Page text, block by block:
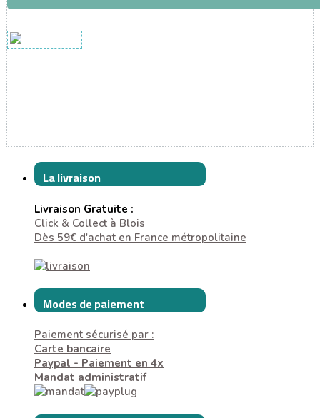
La livraison
Livraison Gratuite :
Click & Collect à Blois
Dès 59€ d'achat en France métropolitaine
Modes de paiement
Paiement sécurisé par :
Carte bancaire
Paypal - Paiement en 4x
Mandat administratif